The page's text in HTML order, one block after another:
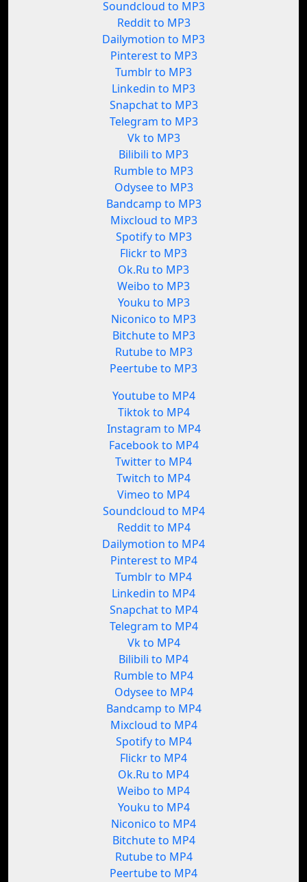
Soundcloud to MP3
Reddit to MP3
Dailymotion to MP3
Pinterest to MP3
Tumblr to MP3
Linkedin to MP3
Snapchat to MP3
Telegram to MP3
Vk to MP3
Bilibili to MP3
Rumble to MP3
Odysee to MP3
Bandcamp to MP3
Mixcloud to MP3
Spotify to MP3
Flickr to MP3
Ok.Ru to MP3
Weibo to MP3
Youku to MP3
Niconico to MP3
Bitchute to MP3
Rutube to MP3
Peertube to MP3
Youtube to MP4
Tiktok to MP4
Instagram to MP4
Facebook to MP4
Twitter to MP4
Twitch to MP4
Vimeo to MP4
Soundcloud to MP4
Reddit to MP4
Dailymotion to MP4
Pinterest to MP4
Tumblr to MP4
Linkedin to MP4
Snapchat to MP4
Telegram to MP4
Vk to MP4
Bilibili to MP4
Rumble to MP4
Odysee to MP4
Bandcamp to MP4
Mixcloud to MP4
Spotify to MP4
Flickr to MP4
Ok.Ru to MP4
Weibo to MP4
Youku to MP4
Niconico to MP4
Bitchute to MP4
Rutube to MP4
Peertube to MP4